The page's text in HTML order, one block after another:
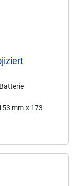
mm x 173